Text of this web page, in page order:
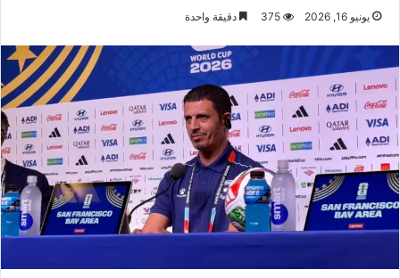
يونيو 16, 2026 375 دقيقة واحدة